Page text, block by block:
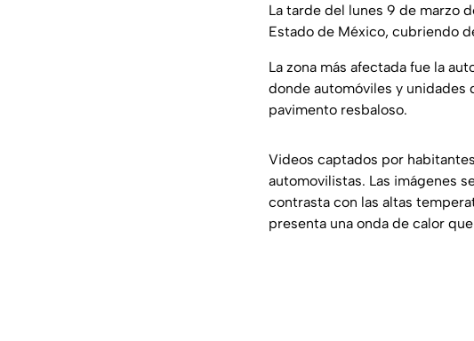
La tarde del lunes 9 de marzo
Estado de México, cubriendo
La zona más afectada fue la
donde automóviles y unidades
pavimento resbaloso.
Videos captados por
automovilistas. Las imágenes
contrasta con las altas
presenta una onda de calor